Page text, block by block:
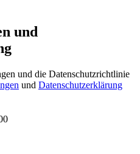
und
und die Datenschutzrichtlinie
und Datenschutzerklärung